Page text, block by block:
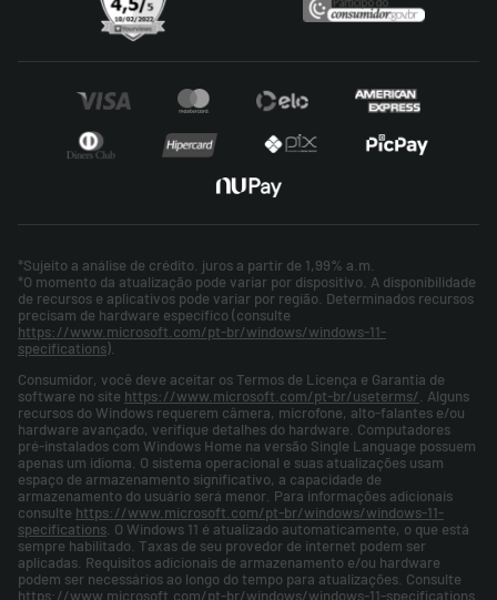
*Sujeito a análise de crédito. juros a partir de 1,99% a.m.
*O momento da atualização pode variar por dispositivo. A disponibilidade
de recursos e aplicativos pode variar por região. Determinados recursos
precisam de hardware específico (consulte
https://www.microsoft.com/pt-br/windows/windows-11-
specifications).
Consumidor, você deve aceitar os Termos de Licença e Garantia de
software no site https://www.microsoft.com/pt-br/useterms/. Alguns
recursos do Windows requerem câmera, microfone, alto-falantes e/ou
hardware avançado, verifique detalhes do hardware. Computadores
pré-instalados com Windows Home na versão Single Language possuem
apenas um idioma. O sistema operacional e suas atualizações usam
espaço de armazenamento significativo, a capacidade de
armazenamento do usuário será menor. Para informações adicionais
consulte https://www.microsoft.com/pt-br/windows/windows-11-
specifications. O Windows 11 é atualizado automaticamente, o que está
sempre habilitado. Taxas de seu provedor de internet podem ser
aplicadas. Requisitos adicionais de armazenamento e/ou hardware
podem ser necessários ao longo do tempo para atualizações. Consulte
https://www.microsoft.com/pt-br/windows/windows-11-specifications